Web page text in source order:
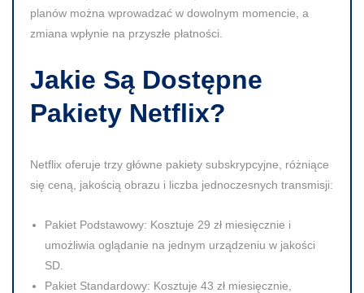
planów można wprowadzać w dowolnym momencie, a
zmiana wpłynie na przyszłe płatności.
Jakie Są Dostępne
Pakiety Netflix?
Netflix oferuje trzy główne pakiety subskrypcyjne, różniące
się ceną, jakością obrazu i liczba jednoczesnych transmisji:
Pakiet Podstawowy: Kosztuje 29 zł miesięcznie i
umożliwia oglądanie na jednym urządzeniu w jakości
SD.
Pakiet Standardowy: Kosztuje 43 zł miesięcznie,